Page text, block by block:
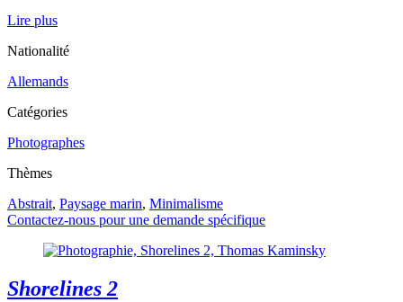
Lire plus
Nationalité
Allemands
Catégories
Photographes
Thèmes
Abstrait, Paysage marin, Minimalisme
Contactez-nous pour une demande spécifique
Shorelines 2